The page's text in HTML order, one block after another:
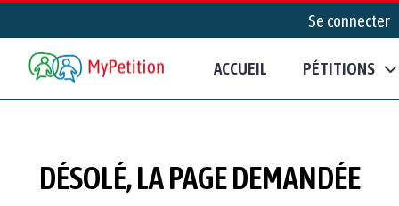
Se connecter
ACCUEIL PÉTITIONS
DÉSOLÉ, LA PAGE DEMANDÉE